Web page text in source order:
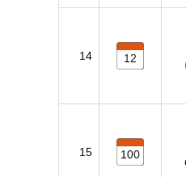
14 12
15 100